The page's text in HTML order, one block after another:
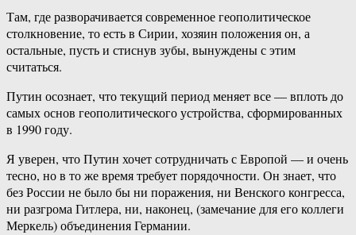
Там, где разворачивается современное геополитическое
столкновение, то есть в Сирии, хозяин положения он, а
остальные, пусть и стиснув зубы, вынуждены с этим
считаться.
Путин осознает, что текущий период меняет все — вплоть до
самых основ геополитического устройства, сформированных
в 1990 году.
Я уверен, что Путин хочет сотрудничать с Европой — и очень
тесно, но в то же время требует порядочности. Он знает, что
без России не было бы ни поражения, ни Венского конгресса,
ни разгрома Гитлера, ни, наконец, (замечание для его коллеги
Меркель) объединения Германии.